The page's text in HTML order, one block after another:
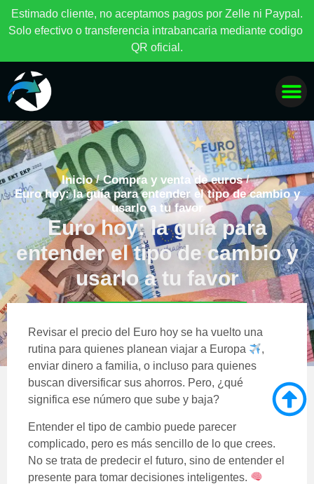
Estimado c iente, no aceptamos pagos por Ze e ni Paypa .
So o efectivo o transferencia intrabancaria mediante codigo
QR oficia .
Inicio / Compra y venta de euros /
Euro hoy: la guía para entender el tipo de cambio y
usarlo a tu favor
Euro hoy: la guía para
entender el tipo de cambio y
usarlo a tu favor
Revisar el precio del Euro hoy se ha vuelto una
rutina para quienes planean viajar a Europa
,
enviar dinero a familia, o incluso para quienes
buscan diversificar sus ahorros. Pero, ¿qué
significa ese número que sube y baja?
Entender el tipo de cambio puede parecer
complicado, pero es más sencillo de lo que crees.
No se trata de predecir el futuro, sino de entender el
presente para tomar decisiones inteligentes.